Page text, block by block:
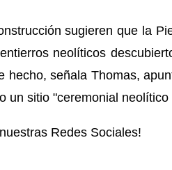
sugieren que la
neolíticos
señala Thomas,
un sitio "ceremonial neolítico
Redes Sociales!